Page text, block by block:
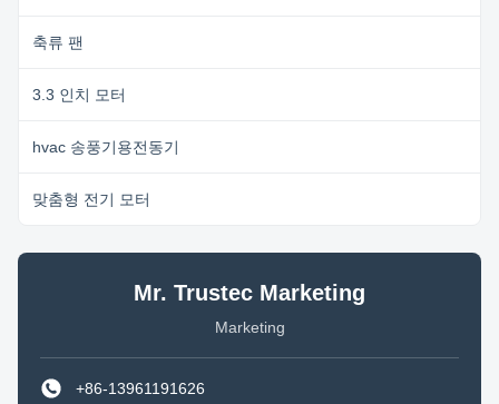
축류 팬
3.3 인치 모터
hvac 송풍기용전동기
맞춤형 전기 모터
Mr. Trustec Marketing
Marketing
+86-13961191626